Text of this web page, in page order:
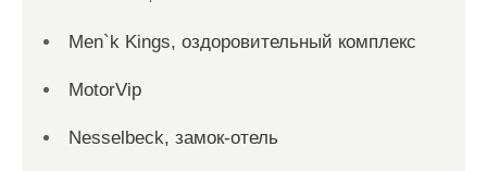
Men`k Kings, оздоровительный комплекс
MotorVip
Nesselbeck, замок-отель